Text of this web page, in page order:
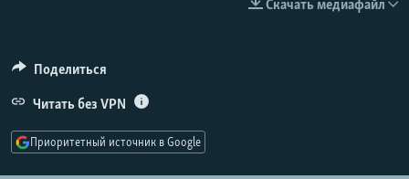
Скачать медиафайл
Поделиться
Читать без VPN
Приоритетный источник в Google